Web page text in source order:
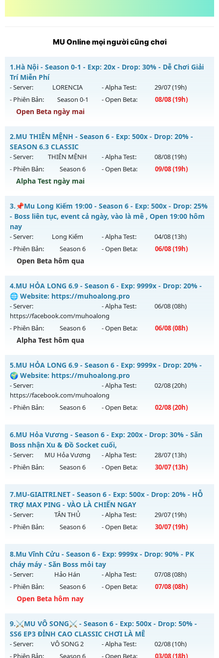
MU Online mọi người cũng chơi
1.Hà Nội - Season 0-1 - Exp: 20x - Drop: 30% - Dễ Chơi Giải
Trí Miễn Phí
- Server: LORENCIA - Alpha Test: 29/07(19h)
- Phiên Bản:
Season 0-1 - Open Beta: 08/08(19h)
Open Beta ngày mai
Hà Nội - Dễ Chơi Giải Trí Miễn Phí
Mu mới ra tháng 08 2026 - Mở máy chủ
ngày 08/08/2626
Exp: 20x - Drop: 30%
Kiểu reset: Reset In Game
Thể loại: Mu Nguyên bản Webzen
Antihack: gold
2.MU THIÊN MỆNH - Season 6 - Exp: 500x - Drop: 20% -
SEASON 6.3 CLASSIC
- Server: THIÊN MỆNH - Alpha Test: 08/08(19h)
- Phiên Bản:
Season 6 - Open Beta: 09/08(19h)
Alpha Test ngày mai
MU THIÊN MỆNH - SEASON 6.3 CLASSIC
Mu mới ra tháng 08 2026 - Mở máy chủTHIÊN MỆNHvào
19h ngày 09/08/2626
Exp: 500x - Drop: 20%
Antihack: Antihack chạy bằng cơm
3. 📌Mu Long Kiếm 19:00 - Season 6 - Exp: 500x - Drop: 25%
- Boss liên tục, event cả ngày, vào là mê , Open 19:00 hôm
nay
- Server: Long Kiếm - Alpha Test: 04/08(13h)
- Phiên Bản:
Season 6 - Open Beta: 06/08(19h)
Open Beta hôm qua
📌Mu Long Kiếm 19:00 - Boss liên tục, event cả ngày, vào là
mê , Open 19:00 hôm nay
Mu mới ra tháng 08 2026 - Mở máy chủ
Long Kiếmvào 19h
ngày 06/08/2626
Exp: 500x - Drop: 25%
Kiểu reset: Reset In Game
Thể loại: Mu Nguyên bản Webzen
Antihack: VIP SHIELD
4.MU HỎA LONG 6.9 - Season 6 - Exp: 9999x - Drop: 20% -
🌐 Website: https://muhoalong.pro
- Server:
https://facebook.com/muhoalong
- Alpha Test: 06/08(08h)
- Phiên Bản: Season 6 - Open Beta: 06/08(08h)
Alpha Test hôm qua
MU HỎA LONG 6.9 - 🌐 Website: https://muhoalong.pro
Mu mới ra tháng 08 2026 - Mở máy chủ
https://facebook.com/muhoalongvào 08h ngày
06/08/2626
Exp: 9999x - Drop: 20%
Thể loại: Mu Nguyên bản Webzen
Antihack: XShield
5.MU HỎA LONG 6.9 - Season 6 - Exp: 9999x - Drop: 20% -
🌍 Website: https://muhoalong.pro
- Server:
https://facebook.com/muhoalong
- Alpha Test: 02/08(20h)
- Phiên Bản: Season 6 - Open Beta: 02/08(20h)
MU HỎA LONG 6.9 - 🌍 Website: https://muhoalong.pro
Mu mới ra tháng 08 2026 - Mở máy chủ
https://facebook.com/muhoalongvào 20h ngày
02/08/2626
Kiểu reset: Non Reset
Thể loại: Mu Nguyên bản Webzen
Antihack: XShield
6.MU Hỏa Vương - Season 6 - Exp: 200x - Drop: 30% - Săn
Boss nhận Xu & Đồ Socket cuối,
- Server: MU Hỏa Vương - Alpha Test: 28/07(13h)
- Phiên Bản:
Season 6 - Open Beta: 30/07(13h)
Mu mới ra tháng 07 2026 - Mở máy chủ
13h ngày 30/07/2626
Exp: 200x - Drop: 30%
Thể loại: Mu Nguyên bản Webzen
Antihack: VietGuard
7.MU-GIAITRI.NET - Season 6 - Exp: 500x - Drop: 20% - HỖ
TRỢ MAX PING - VÀO LÀ CHIẾN NGAY
- Server: TÂN THỦ - Alpha Test: 29/07(19h)
- Phiên Bản:
Season 6 - Open Beta: 30/07(19h)
MU-GIAITRI.NET - HỖ TRỢ MAX PING - VÀO LÀ CHIẾN NGAY
Mu mới ra tháng 07 2026 - Mở máy chủ
ngày 30/07/2626
Exp: 500x - Drop: 20%
Kiểu reset: Reset In Game
Thể loại: Mu Nguyên bản Webzen
Antihack: FPS 60 - CHỐNG HACK 100%
8.Mu Vĩnh Cửu - Season 6 - Exp: 9999x - Drop: 90% - PK
cháy máy - Săn Boss mỏi tay
- Server: Hảo Hán - Alpha Test: 07/08(08h)
- Phiên Bản:
Season 6 - Open Beta: 07/08(08h)
Open Beta hôm nay
Mu Vĩnh Cửu - PK cháy máy - Săn Boss mỏi tay
Mu mới ra tháng 08 2026 - Mở máy chủHảo Hán
ngày 07/08/2626
9.⚔️MU VÔ SONG⚔️ - Season 6 - Exp: 500x - Drop: 50% -
SS6 EP3 ĐỈNH CAO CLASSIC CHƠI LÀ MÊ
- Server: VÔ SONG 2 - Alpha Test: 02/08(10h)
- Phiên Bản:
Season 6 - Open Beta: 03/08(18h)